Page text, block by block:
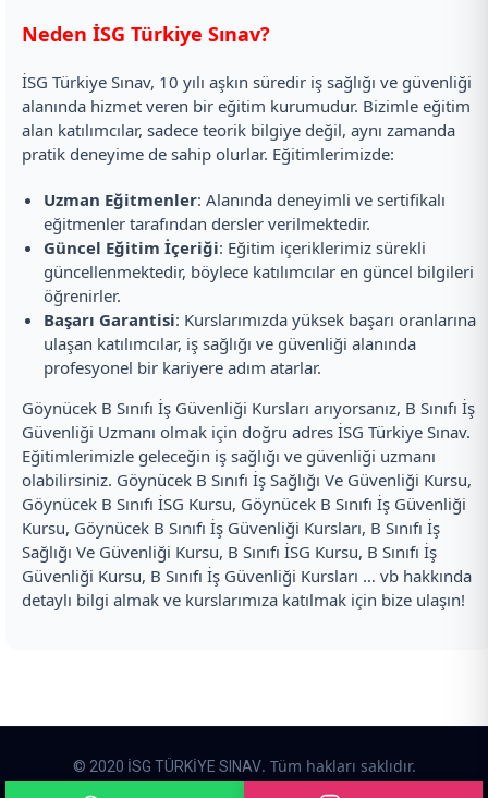
Neden İSG Türkiye Sınav?
İSG Türkiye Sınav, 10 yılı aşkın süredir iş sağlığı ve güvenliği
alanında hizmet veren bir eğitim kurumudur. Bizimle eğitim
alan katılımcılar, sadece teorik bilgiye değil, aynı zamanda
pratik deneyime de sahip olurlar. Eğitimlerimizde:
Uzman Eğitmenler: Alanında deneyimli ve sertifikalı
eğitmenler tarafından dersler verilmektedir.
Güncel Eğitim İçeriği: Eğitim içeriklerimiz sürekli
güncellenmektedir, böylece katılımcılar en güncel bilgileri
öğrenirler.
Başarı Garantisi: Kurslarımızda yüksek başarı oranlarına
ulaşan katılımcılar, iş sağlığı ve güvenliği alanında
profesyonel bir kariyere adım atarlar.
Göynücek B Sınıfı İş Güvenliği Kursları arıyorsanız, B Sınıfı İş
Güvenliği Uzmanı olmak için doğru adres İSG Türkiye Sınav.
Eğitimlerimizle geleceğin iş sağlığı ve güvenliği uzmanı
olabilirsiniz. Göynücek B Sınıfı İş Sağlığı Ve Güvenliği Kursu,
Göynücek B Sınıfı İSG Kursu, Göynücek B Sınıfı İş Güvenliği
Kursu, Göynücek B Sınıfı İş Güvenliği Kursları, B Sınıfı İş
Sağlığı Ve Güvenliği Kursu, B Sınıfı İSG Kursu, B Sınıfı İş
Güvenliği Kursu, B Sınıfı İş Güvenliği Kursları … vb hakkında
detaylı bilgi almak ve kurslarımıza katılmak için bize ulaşın!
© 2020 İSG TÜRKİYE SINAV. Tüm hakları saklıdır.